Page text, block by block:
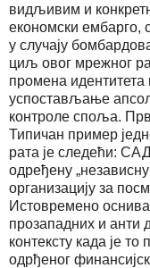
видљивим и
економски ембарго,
у случају
циљ овог мрежног
промена
успостављање
контроле споља.
Типичан пример
рата је следећи:
одређену
организацију за
Истовремено
прозападних и анти
контексту када је
одрђеног